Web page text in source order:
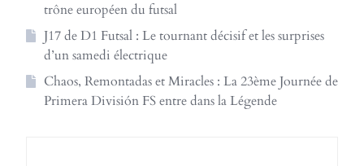
trône européen du futsal
J17 de D1 Futsal : Le tournant décisif et les surprises
d’un samedi électrique
Chaos, Remontadas et Miracles : La 23ème Journée de
Primera División FS entre dans la Légende